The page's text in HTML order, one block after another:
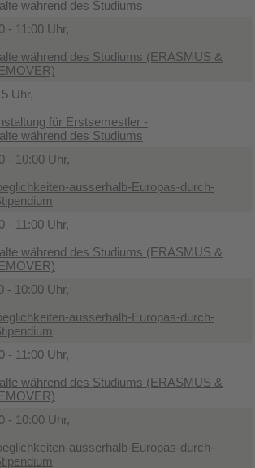
während des Studiums
- 11:00 Uhr,
während des Studiums (ERASMUS &
Uhr,
für Erstsemestler -
während des Studiums
- 10:00 Uhr,
ausserhalb-Europas-durch-
- 11:00 Uhr,
während des Studiums (ERASMUS &
- 10:00 Uhr,
ausserhalb-Europas-durch-
- 11:00 Uhr,
während des Studiums (ERASMUS &
- 10:00 Uhr,
ausserhalb-Europas-durch-